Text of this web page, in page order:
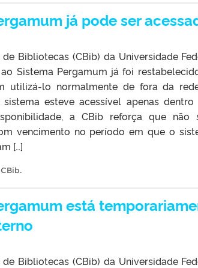
já pode ser
Bibliotecas (CBib) da Universidade
Sistema Pergamum já foi
utilizá-lo normalmente de fora da
esteve acessível apenas
a CBib reforça que não
vencimento no período em que o
[…]
CBib.
está
Bibliotecas (CBib) da Universidade